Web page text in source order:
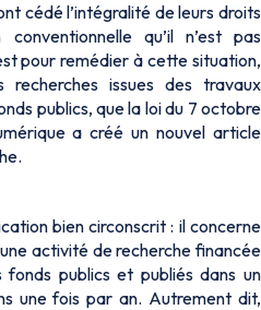
cédé l’intégralité de leurs droits
qu’il n’est pas
pour remédier à cette situation,
issues des travaux
publics, que la loi du 7 octobre
a créé un nouvel article
bien circonscrit : il concerne
activité de recherche financée
publics et publiés dans un
une fois par an. Autrement dit,